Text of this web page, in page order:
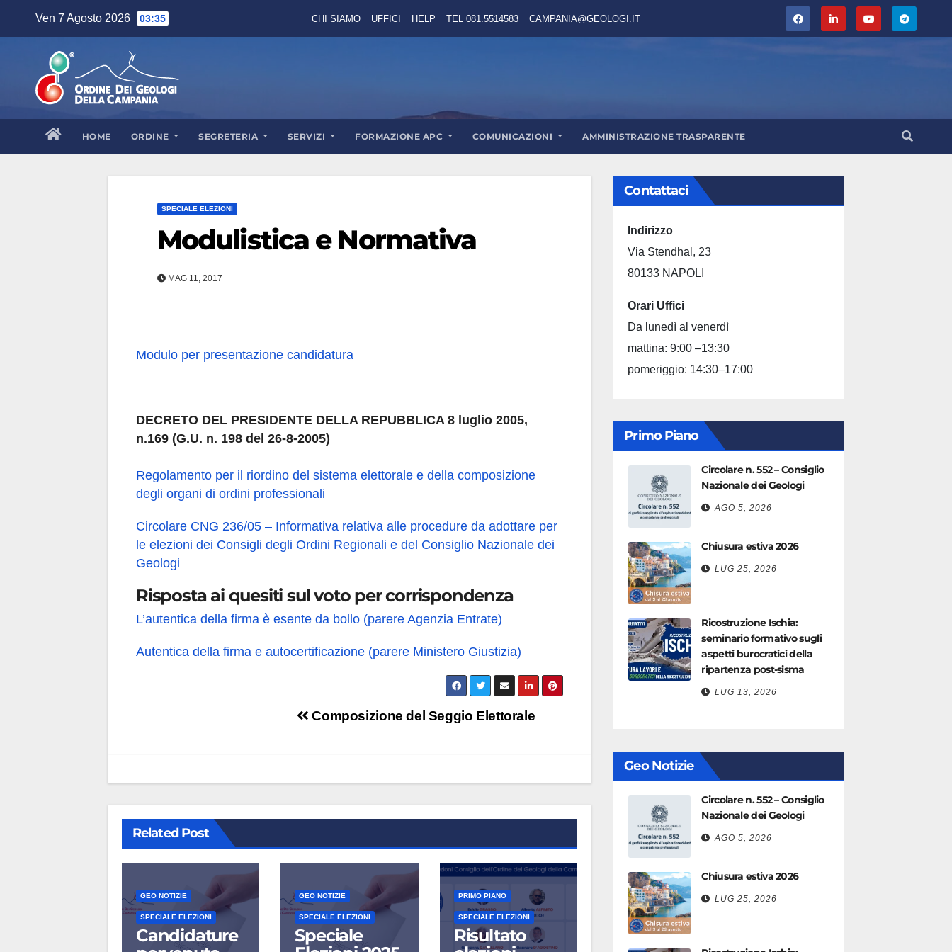
Ven 7 Agosto 2026 03:35 CHI SIAMO UFFICI HELP TEL 081.5514583 CAMPANIA@GEOLOGI.IT
HOME ORDINE SEGRETERIA SERVIZI FORMAZIONE APC COMUNICAZIONI AMMINISTRAZIONE TRASPARENTE
SPECIALE ELEZIONI
Modulistica e Normativa
MAG 11, 2017
Modulo per presentazione candidatura
DECRETO DEL PRESIDENTE DELLA REPUBBLICA 8 luglio 2005,
n.169 (G.U. n. 198 del 26-8-2005)
Regolamento per il riordino del sistema elettorale e della composizione
degli organi di ordini professionali
Circolare CNG 236/05 – Informativa relativa alle procedure da adottare per
le elezioni dei Consigli degli Ordini Regionali e del Consiglio Nazionale dei
Geologi
Risposta ai quesiti sul voto per corrispondenza
L’autentica della firma è esente da bollo (parere Agenzia Entrate)
Autentica della firma e autocertificazione (parere Ministero Giustizia)
Composizione del Seggio Elettorale
Related Post
GEO NOTIZIE
SPECIALE ELEZIONI
Candidature
GEO NOTIZIE
SPECIALE ELEZIONI
Speciale
PRIMO PIANO
SPECIALE ELEZIONI
Risultato
Contattaci
Indirizzo
Via Stendhal, 23
80133 NAPOLI
Orari Uffici
Da lunedì al venerdì
mattina: 9:00 –13:30
pomeriggio: 14:30–17:00
Primo Piano
Circolare n. 552 – Consiglio
Nazionale dei Geologi
AGO 5, 2026
Chiusura estiva 2026
LUG 25, 2026
Ricostruzione Ischia:
seminario formativo sugli
aspetti burocratici della
ripartenza post-sisma
LUG 13, 2026
Geo Notizie
Circolare n. 552 – Consiglio
Nazionale dei Geologi
AGO 5, 2026
Chiusura estiva 2026
LUG 25, 2026